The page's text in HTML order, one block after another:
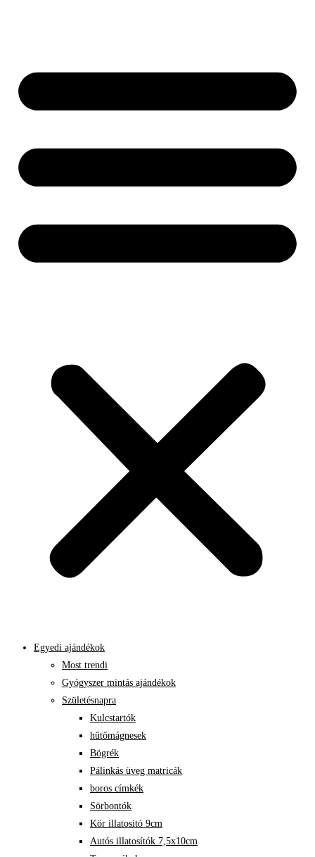
Egyedi ajándékok
Most trendi
Gyógyszer mintás ajándékok
Születésnapra
Kulcstartók
hűtőmágnesek
Bögrék
Pálinkás üveg matricák
boros címkék
Sörbontók
Kör illatositó 9cm
Autós illatosítók 7,5x10cm